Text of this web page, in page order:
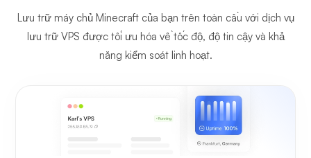
Lưu trữ máy chủ Minecraft của bạn trên toàn cầu với dịch vụ
lưu trữ VPS được tối ưu hóa về tốc độ, độ tin cậy và khả
năng kiểm soát linh hoạt.